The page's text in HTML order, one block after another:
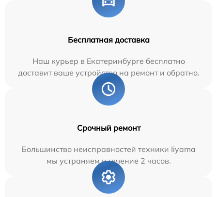
Бесплатная доставка
Наш курьер в Екатеринбурге бесплатно
доставит ваше устройство на ремонт и обратно.
Срочный ремонт
Большинство неисправностей техники Iiyama
мы устраняем в течение 2 часов.